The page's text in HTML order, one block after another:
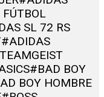
SL 72 RS
#ADIDAS
#BAD BOY
BOY HOMBRE